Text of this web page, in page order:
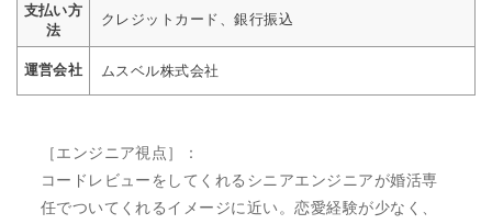
支払い方
法
クレジットカード、銀行振込
運営会社 ムスベル株式会社
［エンジニア視点］：
コードレビューをしてくれるシニアエンジニアが婚活専
任でついてくれるイメージに近い。恋愛経験が少なく、